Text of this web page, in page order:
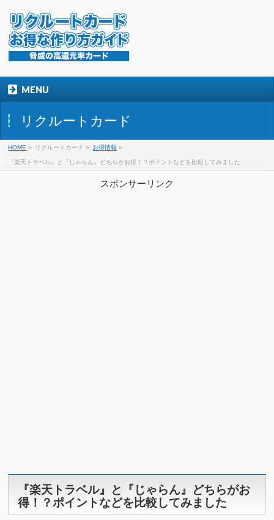
MENU
リクルートカード
HOME » リクルートカード » お得情報 »
『楽天トラベル』と『じゃらん』どちらがお得！？ポイントなどを比較してみました
スポンサーリンク
『楽天トラベル』と『じゃらん』どちらがお
得！？ポイントなどを比較してみました